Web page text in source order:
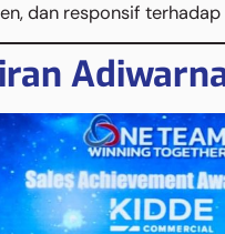
dan responsif terhadap